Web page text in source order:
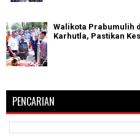
Walikota Prabumulih
Karhutla, Pastikan
PENCARIAN